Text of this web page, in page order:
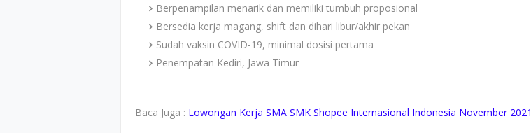
Berpenampilan menarik dan memiliki tumbuh proposional
Bersedia kerja magang, shift dan dihari libur/akhir pekan
Sudah vaksin COVID-19, minimal dosisi pertama
Penempatan Kediri, Jawa Timur
Baca Juga : Lowongan Kerja SMA SMK Shopee Internasional Indonesia November 2021